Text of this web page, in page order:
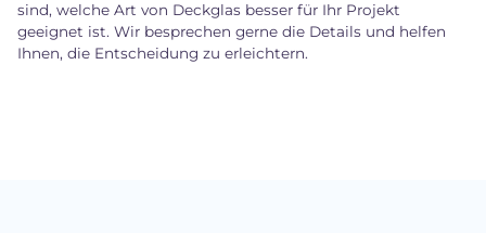
sind, welche Art von Deckglas besser für Ihr Projekt
geeignet ist. Wir besprechen gerne die Details und helfen
Ihnen, die Entscheidung zu erleichtern.